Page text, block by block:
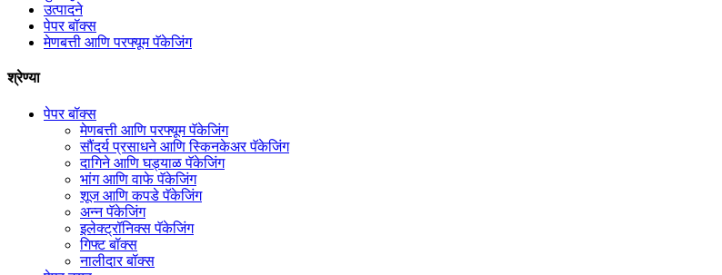
उत्पादने
पेपर बॉक्स
मेणबत्ती आणि परफ्यूम पॅकेजिंग
श्रेण्या
पेपर बॉक्स
मेणबत्ती आणि परफ्यूम पॅकेजिंग
सौंदर्य प्रसाधने आणि स्किनकेअर पॅकेजिंग
दागिने आणि घड्याळ पॅकेजिंग
भांग आणि वाफे पॅकेजिंग
शूज आणि कपडे पॅकेजिंग
अन्न पॅकेजिंग
इलेक्ट्रॉनिक्स पॅकेजिंग
गिफ्ट बॉक्स
नालीदार बॉक्स